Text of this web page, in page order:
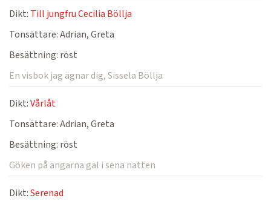
Dikt: Till jungfru Cecilia Böllja
Tonsättare:Adrian, Greta
Besättning: röst
En visbok jag ägnar dig, Sissela Böllja
Dikt:Vårlåt
Tonsättare:Adrian, Greta
Besättning: röst
Göken på ängarna gal i sena natten
Dikt:Serenad